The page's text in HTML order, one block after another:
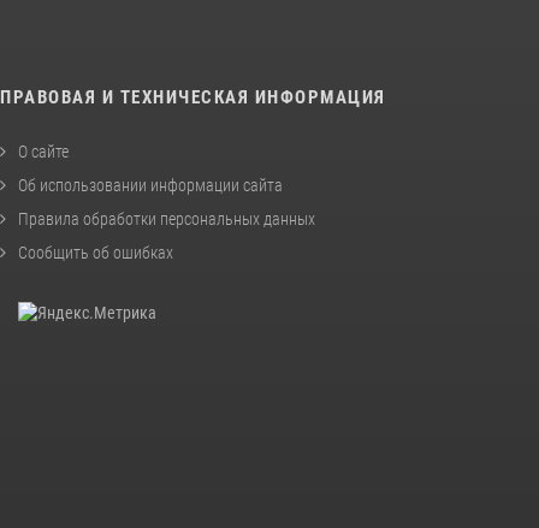
ПРАВОВАЯ И ТЕХНИЧЕСКАЯ ИНФОРМАЦИЯ
О сайте
Об использовании информации сайта
Правила обработки персональных данных
Сообщить об ошибках